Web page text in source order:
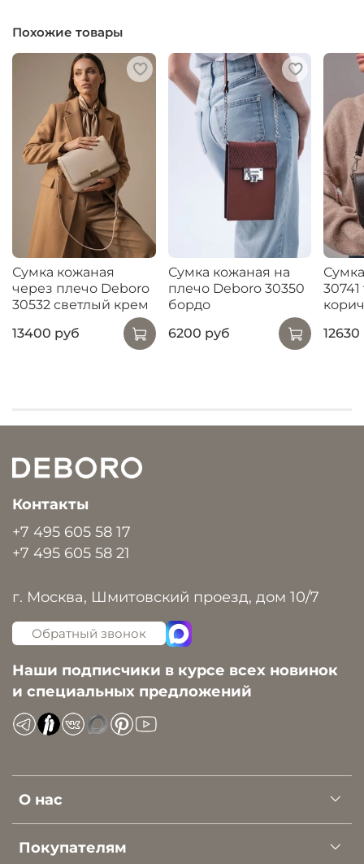
Похожие товары
Сумка кожаная
через плечо Deboro
30532 светлый крем
13400 руб
Сумка кожаная на
плечо Deboro 30350
бордо
6200 руб
О нас
Покупателям
Контакты
+7 495 605 58 17
+7 495 605 58 21
г. Москва, Шмитовский проезд, дом 10/7
Обратный звонок
Наши подписчики в курсе всех новинок
и специальных предложений